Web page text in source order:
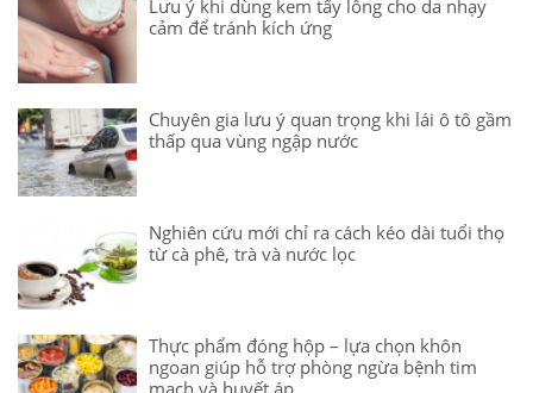
Lưu ý khi dùng kem tẩy lông cho da nhạy
cảm để tránh kích ứng
Chuyên gia lưu ý quan trọng khi lái ô tô gầm
thấp qua vùng ngập nước
Nghiên cứu mới chỉ ra cách kéo dài tuổi thọ
từ cà phê, trà và nước lọc
Thực phẩm đóng hộp – lựa chọn khôn
ngoan giúp hỗ trợ phòng ngừa bệnh tim
mạch và huyết áp